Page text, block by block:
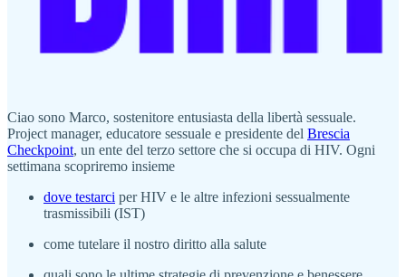
Ciao sono Marco, sostenitore entusiasta della libertà sessuale.
Project manager, educatore sessuale e presidente del Brescia
Checkpoint, un ente del terzo settore che si occupa di HIV. Ogni
settimana scopriremo insieme
dove testarci per HIV e le altre infezioni sessualmente
trasmissibili (IST)
come tutelare il nostro diritto alla salute